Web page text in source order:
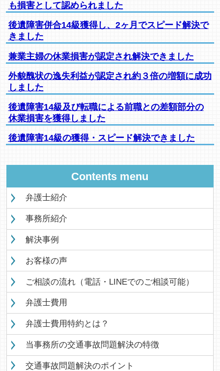
も損害として認められました
後遺障害併合14級獲得し、2ヶ月でスピード解決で
きました
兼業主婦の休業損害が認定され解決できました
外貌醜状の逸失利益が認定され約３倍の増額に成功
しました
後遺障害14級及び転職による前職との差額部分の
休業損害を獲得しました
後遺障害14級の獲得・スピード解決できました
Contents menu
弁護士紹介
事務所紹介
解決事例
お客様の声
ご相談の流れ（電話・LINEでのご相談可能）
弁護士費用
弁護士費用特約とは？
当事務所の交通事故問題解決の特徴
交通事故問題解決のポイント